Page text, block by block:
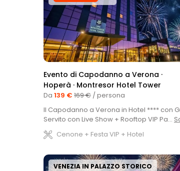
Evento di Capodanno a Verona ·
Hoperà · Montresor Hotel Tower
Da 139 € 169 € / persona
Il Capodanno a Verona in Hotel **** con
Servito con Live Show + Rooftop VIP Pa...
Cenone + Festa VIP + Hotel
VENEZIA IN PALAZZO STORICO